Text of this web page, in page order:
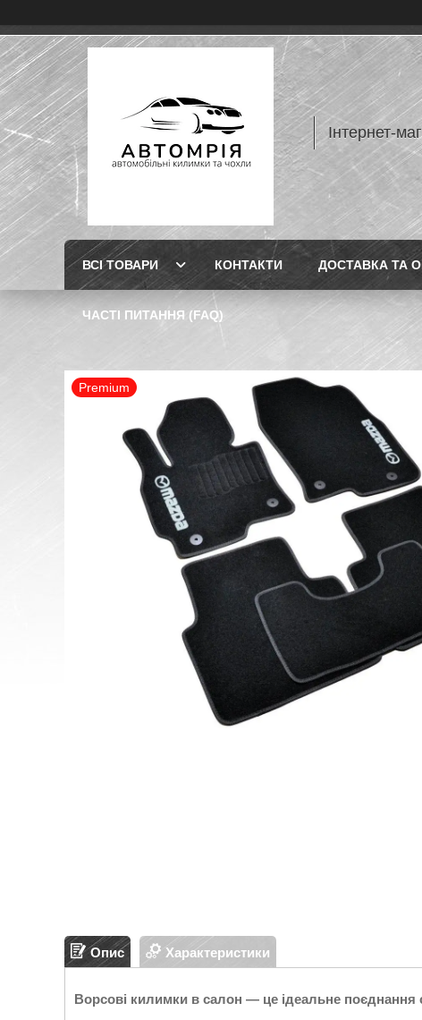
Інтернет-
ВСІ ТОВАРИ КОНТАКТИ ДОСТАВКА ТА
ЧАСТІ ПИТАННЯ (FAQ)
Premium
Опис Характеристики
Ворсові килимки в салон — це ідеальне